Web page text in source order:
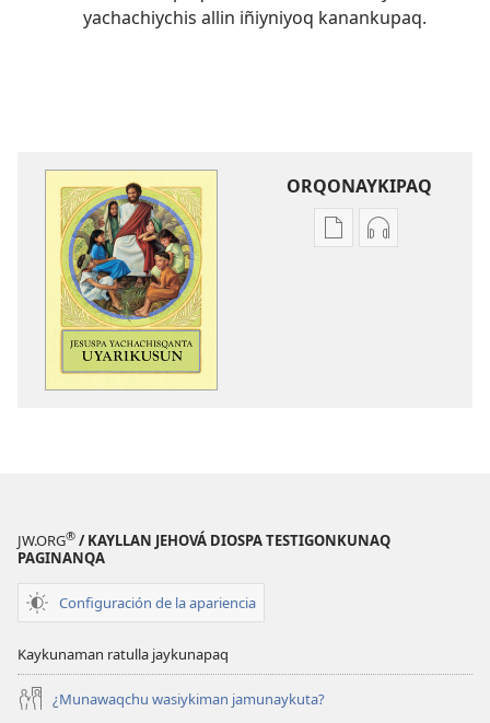
yachachiychis allin iñiyniyoq kanankupaq.
ORQONAYKIPAQ
KaypiKaypin
JW.ORG® / KAYLLAN JEHOVÁ DIOSPA TESTIGONKUNAQ
PAGINANQA
Configuración de la apariencia
Kaykunaman ratulla jaykunapaq
¿Munawaqchu wasiykiman jamunaykuta?